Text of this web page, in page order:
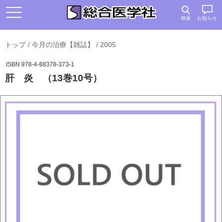
検索 お知らせ
トップ/ 今月の治療【雑誌】 / 2005
ISBN 978-4-88378-373-1
肝 炎 （13巻10号）